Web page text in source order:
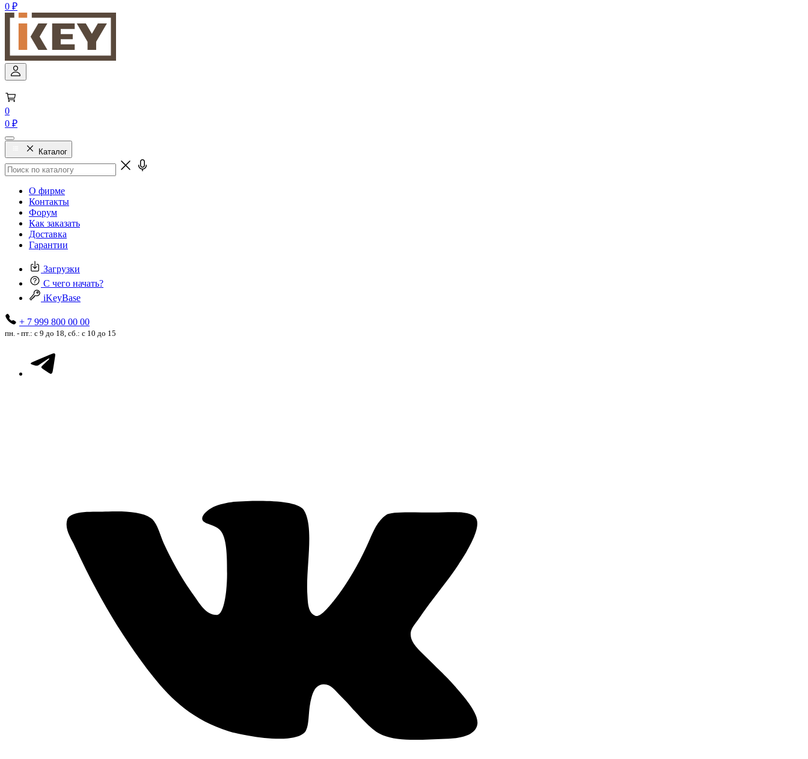
0 ₽
0
0 ₽
Каталог
О фирме
Контакты
Форум
Как заказать
Доставка
Гарантии
Загрузки
С чего начать?
iKeyBase
+ 7 999 800 00 00
пн. - пт.: с 9 до 18, сб.: с 10 до 15